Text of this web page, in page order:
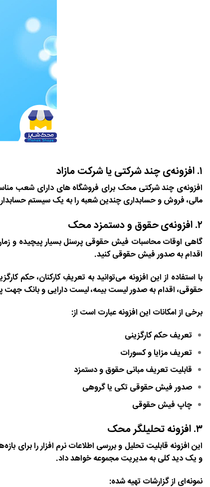
۱. افزونه‌ی چند شرکتی یا شرکت مازاد
افزونه‌ی چند شرکتی محک برای فروشگاه های دارای شعب
مالی، فروش و حسابداری چندین شعبه را به یک سیستم
۲. افزونه‌ی حقوق و دستمزد محک
گاهی اوقات محاسبات فیش حقوقی پرسنل بسیار پیچیده و
اقدام به صدور فیش حقوقی کنید.
با استفاده از این افزونه می‌توانید به تعریفِ کارکنان، حکم
حقوقی، اقدام به صدور لیست بیمه، لیست دارایی و بانک جهت
برخی از امکانات این افزونه عبارت است از:
تعریف حکم کارگزینی
تعریف مزایا و کسورات
قابلیت تعریف مبانی حقوق و دستمزد
صدور فیش حقوقی تکی یا گروهی
چاپ فیش حقوقی
۳. افزونه تحلیلگر محک
این افزونه قابلیت تحلیل و بررسی اطلاعات نرم افزار را برای
و یک دید کلی به مدیریت مجموعه خواهد داد.
نمونه‌ای از گزارشات تهیه شده: